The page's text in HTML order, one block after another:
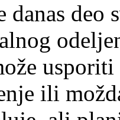
deo
usporiti
ili